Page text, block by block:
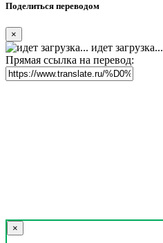
Поделиться переводом
×
идет загрузка...
Прямая ссылка на перевод:
×